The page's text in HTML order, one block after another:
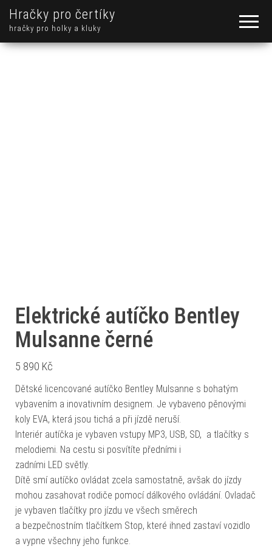
Hračky pro čertíky
hračky pro holky a kluky
Elektrické autíčko Bentley
Mulsanne černé
5 890 Kč
Dětské licencované autíčko Bentley Mulsanne s bohatým
vybavením a inovativním designem. Je vybaveno pěnovými
koly EVA, která jsou tichá a při jízdě neruší.
Interiér autíčka je vybaven vstupy MP3, USB, SD, a tlačítky s
melodiemi. Na cestu si posvítíte předními i
zadními LED světly.
Dítě smí autíčko ovládat zcela samostatně, avšak do jízdy
mohou zasahovat rodiče pomocí dálkového ovládání. Ovladač
je vybaven tlačítky pro jízdu ve všech směrech
a bezpečnostním tlačítkem Stop, které ihned zastaví vozidlo
a vypne všechny jeho funkce.